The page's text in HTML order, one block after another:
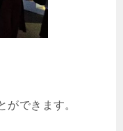
できます。